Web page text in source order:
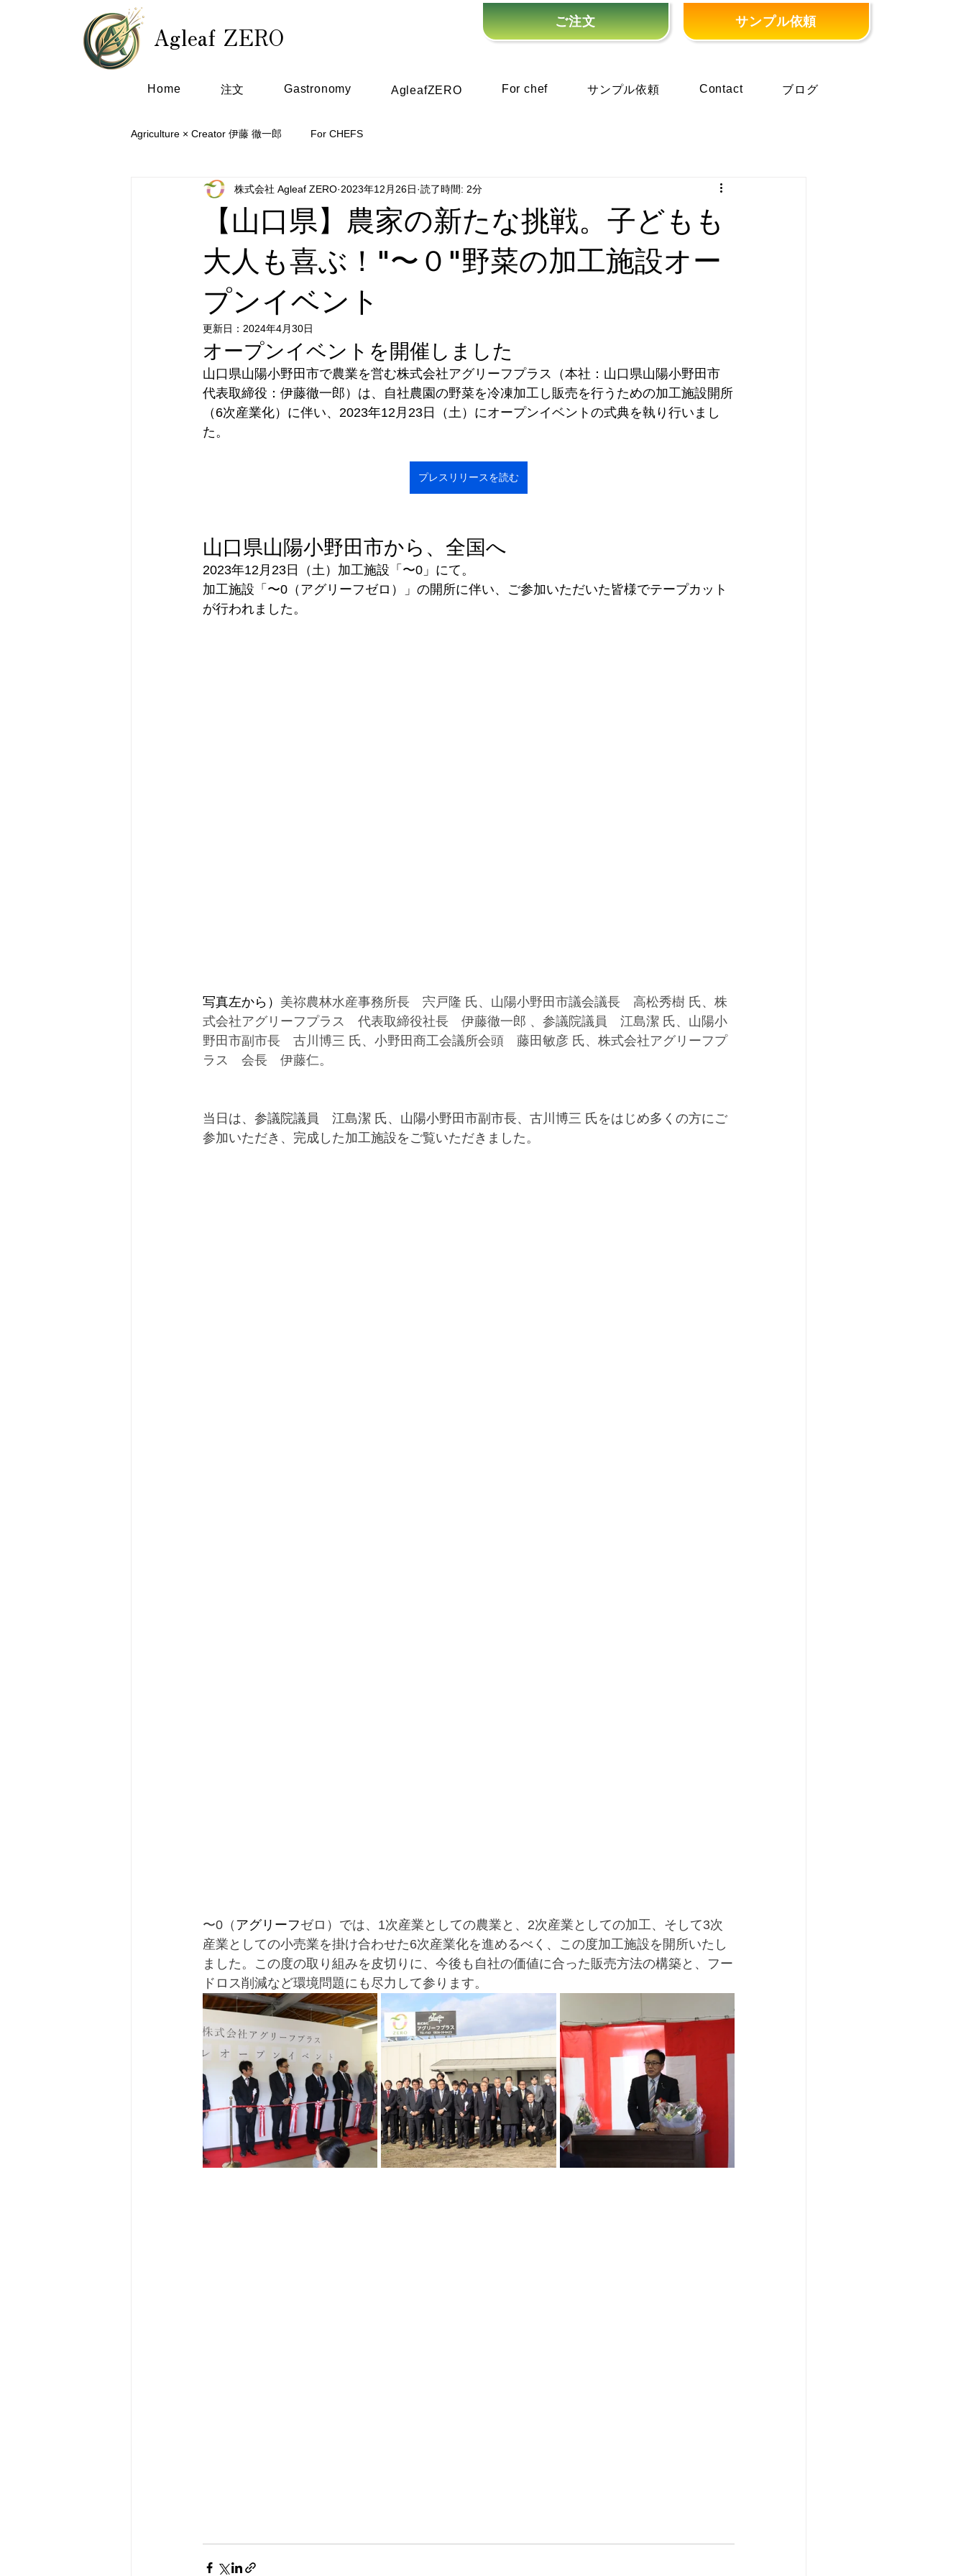
Agleaf ZERO
ご注文 サンプル依頼
Home 注文 Gastronomy AgleafZERO For chef サンプル依頼 Contact ブログ
Agriculture × Creator 伊藤 徹一郎 For CHEFS
【山口県】農家の新たな挑戦。子どもも
大人も喜ぶ！"〜０"野菜の加工施設オー
プンイベント
株式会社 Agleaf ZERO 2023年12月26日 読了時間: 2分
更新日： 2024年4月30日
オープンイベントを開催しました
山口県山陽小野田市で農業を営む株式会社アグリーフプラス（本社：山口県山陽小野田市
代表取締役：伊藤徹一郎）は、自社農園の野菜を冷凍加工し販売を行うための加工施設開所
（6次産業化）に伴い、2023年12月23日（土）にオープンイベントの式典を執り行いまし
た。
プレスリリースを読む
山口県山陽小野田市から、全国へ
2023年12月23日（土）加工施設「〜0」にて。
加工施設「〜0（アグリーフゼロ）」の開所に伴い、ご参加いただいた皆様でテープカット
が行われました。
写真左から） 美祢農林水産事務所長　宍戸隆 氏、山陽小野田市議会議長　高松秀樹 氏、株
式会社アグリーフプラス　代表取締役社長　伊藤徹一郎 、参議院議員　江島潔 氏、山陽小
野田市副市長　古川博三 氏、小野田商工会議所会頭　藤田敏彦 氏、株式会社アグリーフプ
ラス　会長　伊藤仁。
当日は、参議院議員　江島潔 氏、山陽小野田市副市長、古川博三 氏をはじめ多くの方にご
参加いただき、完成した加工施設をご覧いただきました。
〜0（ アグリーフゼロ）では、1次産業としての農業と、2次産業としての加工、そして3次
産業としての小売業を掛け合わせた6次産業化を進めるべく、この度加工施設を開所いたし
ました。この度の取り組みを皮切りに、今後も自社の価値に合った販売方法の構築と、フー
ドロス削減など環境問題にも尽力して参ります。